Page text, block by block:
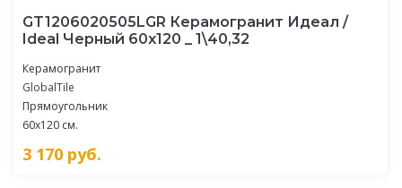
GT1206020505LGR Керамогранит Идеал /
Ideal Черный 60x120 _ 1\40,32
Керамогранит
GlobalTile
Прямоугольник
60x120 см.
3 170 руб.